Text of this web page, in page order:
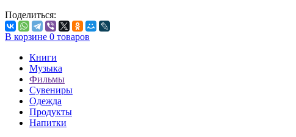
Поделиться:
В корзине 0 товаров
Книги
Музыка
Фильмы
Сувениры
Одежда
Продукты
Напитки